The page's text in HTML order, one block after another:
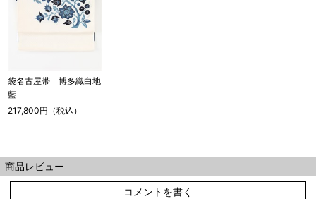
袋名古屋帯 博多織白地
藍
217,800円（税込）
商品レビュー
コメントを書く